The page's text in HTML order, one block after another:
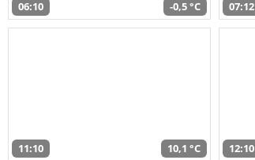
06:10 -0,5 °C 07:12
11:10 10,1 °C 12:10